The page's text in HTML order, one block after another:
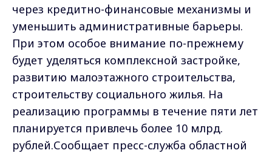
через кредитно-финансовые механизмы и
уменьшить административные барьеры.
При этом особое внимание по-прежнему
будет уделяться комплексной застройке,
развитию малоэтажного строительства,
строительству социального жилья. На
реализацию программы в течение пяти лет
планируется привлечь более 10 млрд.
рублей.Сообщает пресс-служба областной